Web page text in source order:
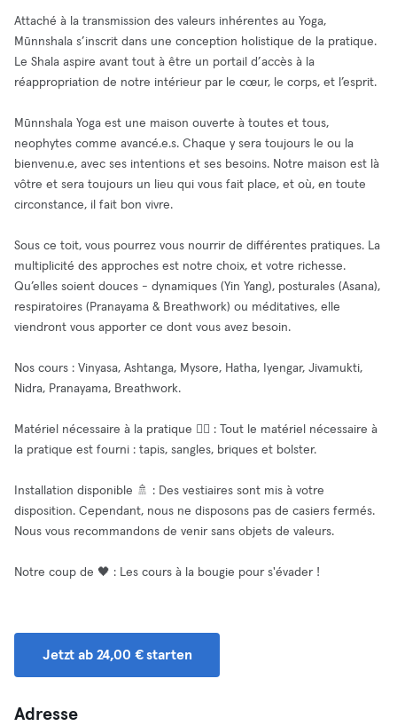
Attaché à la transmission des valeurs inhérentes au Yoga,
Mūnnshala s’inscrit dans une conception holistique de la pratique.
Le Shala aspire avant tout à être un portail d’accès à la
réappropriation de notre intérieur par le cœur, le corps, et l’esprit.
Mūnnshala Yoga est une maison ouverte à toutes et tous,
neophytes comme avancé.e.s. Chaque y sera toujours le ou la
bienvenu.e, avec ses intentions et ses besoins. Notre maison est là
vôtre et sera toujours un lieu qui vous fait place, et où, en toute
circonstance, il fait bon vivre.
Sous ce toit, vous pourrez vous nourrir de différentes pratiques. La
multiplicité des approches est notre choix, et votre richesse.
Qu’elles soient douces - dynamiques (Yin Yang), posturales (Asana),
respiratoires (Pranayama & Breathwork) ou méditatives, elle
viendront vous apporter ce dont vous avez besoin.
Nos cours : Vinyasa, Ashtanga, Mysore, Hatha, Iyengar, Jivamukti,
Nidra, Pranayama, Breathwork.
Matériel nécessaire à la pratique 🧘‍♀️ : Tout le matériel nécessaire à
la pratique est fourni : tapis, sangles, briques et bolster.
Installation disponible 🚿 : Des vestiaires sont mis à votre
disposition. Cependant, nous ne disposons pas de casiers fermés.
Nous vous recommandons de venir sans objets de valeurs.
Notre coup de 🖤 : Les cours à la bougie pour s'évader !
Jetzt ab 24,00 € starten
Adresse